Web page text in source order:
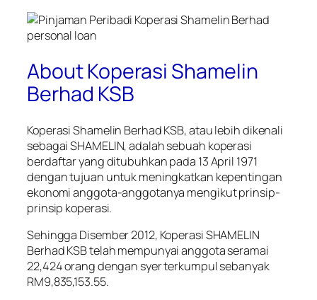
About Koperasi Shamelin
Berhad KSB
Koperasi Shamelin Berhad KSB, atau lebih dikenali
sebagai SHAMELIN, adalah sebuah koperasi
berdaftar yang ditubuhkan pada 13 April 1971
dengan tujuan untuk meningkatkan kepentingan
ekonomi anggota-anggotanya mengikut prinsip-
prinsip koperasi.
Sehingga Disember 2012, Koperasi SHAMELIN
Berhad KSB telah mempunyai anggota seramai
22,424 orang dengan syer terkumpul sebanyak
RM9,835,153.55.